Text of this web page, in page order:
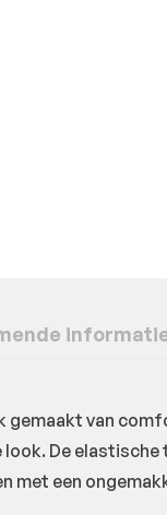
gemaakt van
De
met een